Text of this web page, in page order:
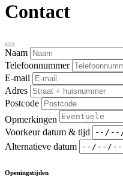
Contact
Naam
Telefoonnummer
E-mail
Adres
Postcode
Opmerkingen
Voorkeur datum & tijd
Alternatieve datum
Openingstijden